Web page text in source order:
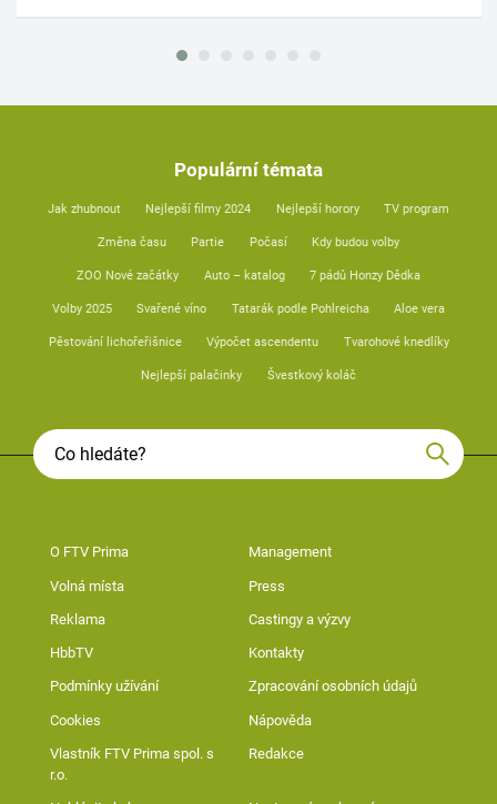
Populární témata
Jak zhubnout Nejlepší filmy 2024 Nejlepší horory TV program
Změna času Partie Počasí Kdy budou volby
ZOO Nové začátky Auto – katalog 7 pádů Honzy Dědka
Volby 2025 Svařené víno Tatarák podle Pohlreicha Aloe vera
Pěstování lichořeřišnice Výpočet ascendentu Tvarohové knedlíky
Nejlepší palačinky Švestkový koláč
O FTV Prima Management
Volná místa Press
Reklama Castingy a výzvy
HbbTV Kontakty
Podmínky užívání Zpracování osobních údajů
Cookies Nápověda
Vlastník FTV Prima spol. s
r.o.
Redakce